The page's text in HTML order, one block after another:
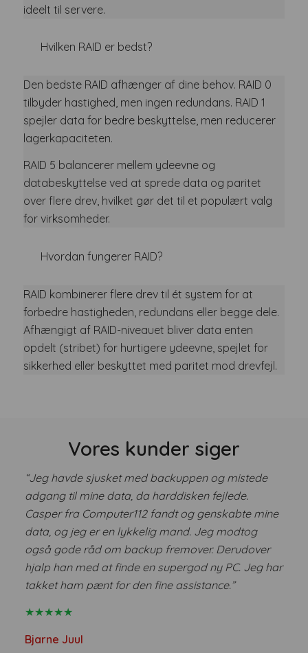
ideelt til servere.
Hvilken RAID er bedst?
Den bedste RAID afhænger af dine behov. RAID 0
tilbyder hastighed, men ingen redundans. RAID 1
spejler data for bedre beskyttelse, men reducerer
lagerkapaciteten.
RAID 5 balancerer mellem ydeevne og
databeskyttelse ved at sprede data og paritet
over flere drev, hvilket gør det til et populært valg
for virksomheder.
Hvordan fungerer RAID?
RAID kombinerer flere drev til ét system for at
forbedre hastigheden, redundans eller begge dele.
Afhængigt af RAID-niveauet bliver data enten
opdelt (stribet) for hurtigere ydeevne, spejlet for
sikkerhed eller beskyttet med paritet mod drevfejl.
Vores kunder siger
“Jeg havde sjusket med backuppen og mistede
adgang til mine data, da harddisken fejlede.
Casper fra Computer112 fandt og genskabte mine
data, og jeg er en lykkelig mand. Jeg modtog
også gode råd om backup fremover. Derudover
hjalp han med at finde en supergod ny PC. Jeg har
takket ham pænt for den fine assistance.”
★★★★★
Bjarne Juul